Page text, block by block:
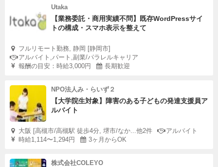
Utaka
【業務委託・商用実績不問】既存WordPressサイ
トの構成・スマホ表示を整えて
フルリモート勤務, 静岡 [静岡市]
アルバイト,パート,副業/パラレルキャリア
報酬の目安：時給3,000円
長期歓迎
NPO法人み・らいず２
【大学院生対象】障害のある子どもの発達支援員ア
ルバイト
大阪 [高槻市/高槻駅 徒歩4分, 堺市/なか...他2件
アルバイト
時給1,114〜1,294円
3ヶ月からOK
株式会社COLEYO